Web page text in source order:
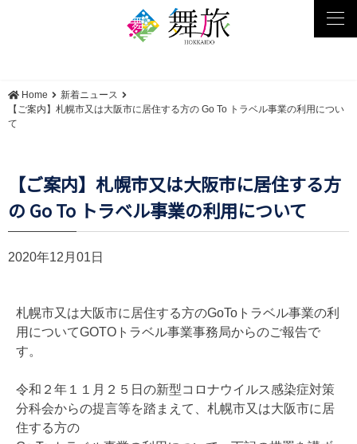
Home
新着ニュース
【ご案内】札幌市又は大阪市に居住する方の Go To トラベル事業の利用につい
て
【ご案内】札幌市又は大阪市に居住する方
の Go To トラベル事業の利用について
2020年12月01日
札幌市又は大阪市に居住する方のGoToトラベル事業の利
用についてGOTOトラベル事業事務局からのご報告で
す。
令和２年１１月２５日の新型コロナウイルス感染症対策
分科会からの提言等を踏まえて、札幌市又は大阪市に居
住する方の